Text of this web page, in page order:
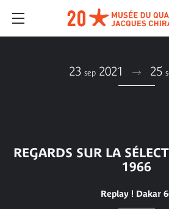
23 sep 2021 25
REGARDS SUR LA
1966
Replay ! Dakar